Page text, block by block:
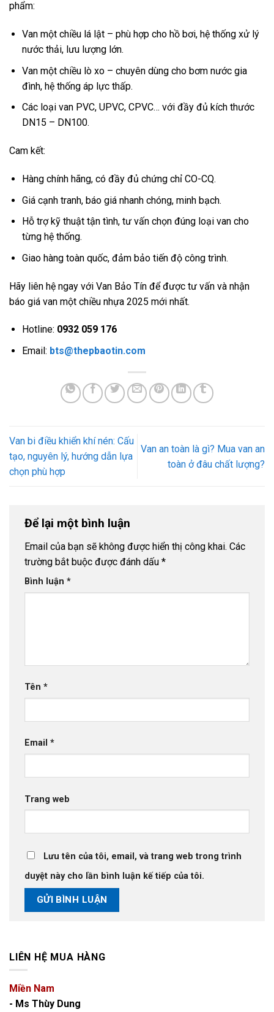
phẩm:
Van một chiều lá lật – phù hợp cho hồ bơi, hệ thống xử lý
nước thải, lưu lượng lớn.
Van một chiều lò xo – chuyên dùng cho bơm nước gia
đình, hệ thống áp lực thấp.
Các loại van PVC, UPVC, CPVC… với đầy đủ kích thước
DN15 – DN100.
Cam kết:
Hàng chính hãng, có đầy đủ chứng chỉ CO-CQ.
Giá cạnh tranh, báo giá nhanh chóng, minh bạch.
Hỗ trợ kỹ thuật tận tình, tư vấn chọn đúng loại van cho
từng hệ thống.
Giao hàng toàn quốc, đảm bảo tiến độ công trình.
Hãy liên hệ ngay với Van Bảo Tín để được tư vấn và nhận
báo giá van một chiều nhựa 2025 mới nhất.
Hotline: 0932 059 176
Email: bts@thepbaotin.com
Van bi điều khiển khí nén: Cấu
tạo, nguyên lý, hướng dẫn lựa
chọn phù hợp
Van an toàn là gì? Mua van an
toàn ở đâu chất lượng?
Để lại một bình luận
Email của bạn sẽ không được hiển thị công khai. Các
trường bắt buộc được đánh dấu *
Bình luận *
Tên *
Email *
Trang web
Lưu tên của tôi, email, và trang web trong trình
duyệt này cho lần bình luận kế tiếp của tôi.
LIÊN HỆ MUA HÀNG
Miền Nam
- Ms Thùy Dung